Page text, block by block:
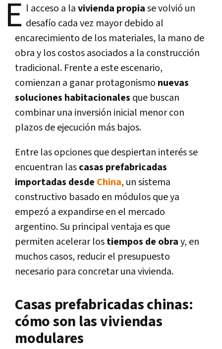
E l acceso a lavivienda propiase volvió un
desafío cada vez mayor debido al
encarecimiento de los materiales, la mano de
obra y los costos asociados a la construcción
tradicional. Frente a este escenario,
comienzan a ganar protagonismo nuevas
soluciones habitacionales que buscan
combinar una inversión inicial menor con
plazos de ejecución más bajos.
Entre las opciones que despiertan interés se
encuentran lascasas prefabricadas
importadas desde China, un sistema
constructivo basado en módulos que ya
empezó a expandirse en el mercado
argentino. Su principal ventaja es que
permiten acelerar lostiempos de obray, en
muchos casos, reducir el presupuesto
necesario para concretar una vivienda.
Casas prefabricadas chinas:
cómo son las viviendas
modulares